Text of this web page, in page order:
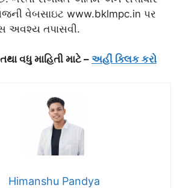
વેબસાઇટ www.bklmpc.in પર
અવશ્ય તપાસવી.
વધુ માહિતી માટે – અહીં ક્લિક કરો
Himanshu Pandya